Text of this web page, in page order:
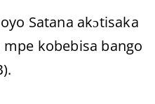
Satana akɔtisaka
kobebisa bango